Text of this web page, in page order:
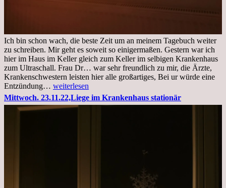
Ich bin schon wach, die beste Zeit um an meinem Tagebuch weiter
zu schreiben. Mir geht es soweit so einigermaßen. Gestern war ich
hier im Haus im Keller gleich zum Keller im selbigen Krankenhaus
zum Ultraschall. Frau Dr… war sehr freundlich zu mir, die Ärzte,
Krankenschwestern leisten hier alle großartiges, Bei ur würde eine
Entzündung… Freitag,
25.11.2022
Kleines
weiterlesen
Mittwoch. 23.11.22,Liege im Krankenhaus stationär